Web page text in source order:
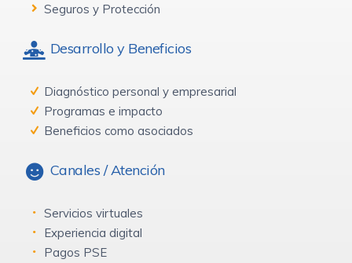
Seguros y Protección
Desarrollo y Beneficios
Diagnóstico personal y empresarial
Programas e impacto
Beneficios como asociados
Canales / Atención
Servicios virtuales
Experiencia digital
Pagos PSE